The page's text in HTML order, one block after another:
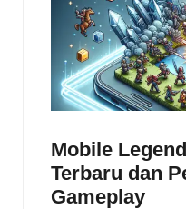
Mobile
Terbaru dan
Gameplay